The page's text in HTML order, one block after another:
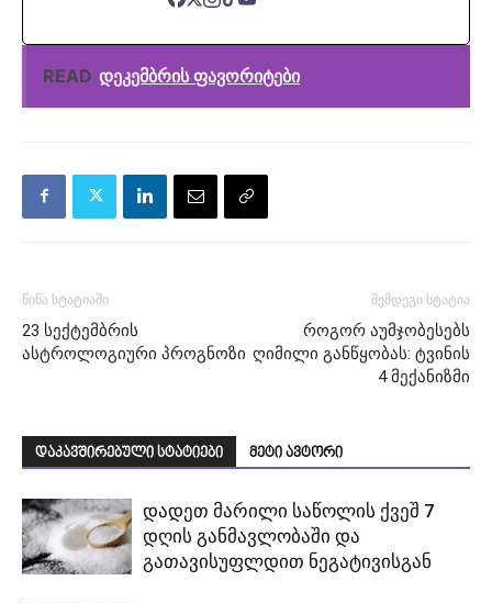
READ დეკემბრის ფავორიტები
წინა სტატიაში
23 სექტემბრის
ასტროლოგიური პროგნოზი
შემდეგი სტატია
როგორ აუმჯობესებს
ღიმილი განწყობას: ტვინის
4 მექანიზმი
დაკავშირებული სტატიები მეტი ავტორი
დადეთ მარილი საწოლის ქვეშ 7
დღის განმავლობაში და
გათავისუფლდით ნეგატივისგან